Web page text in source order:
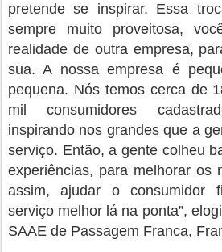
pretende se inspirar. Essa
sempre muito proveitosa,
realidade de outra empresa,
sua. A nossa empresa é
pequena. Nós temos cerca de
mil consumidores
inspirando nos grandes que a
serviço. Então, a gente colheu
experiências, para melhorar os
assim, ajudar o consumidor
serviço melhor lá na ponta”,
SAAE de Passagem Franca,